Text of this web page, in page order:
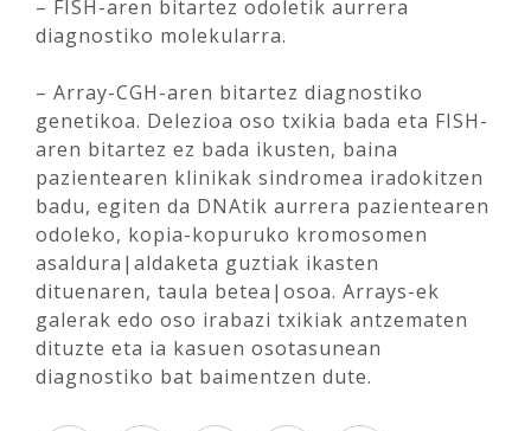
– FISH-aren bitartez odoletik aurrera
diagnostiko molekularra.
– Array-CGH-aren bitartez diagnostiko
genetikoa. Delezioa oso txikia bada eta FISH-
aren bitartez ez bada ikusten, baina
pazientearen klinikak sindromea iradokitzen
badu, egiten da DNAtik aurrera pazientearen
odoleko, kopia-kopuruko kromosomen
asaldura|aldaketa guztiak ikasten
dituenaren, taula betea|osoa. Arrays-ek
galerak edo oso irabazi txikiak antzematen
dituzte eta ia kasuen osotasunean
diagnostiko bat baimentzen dute.